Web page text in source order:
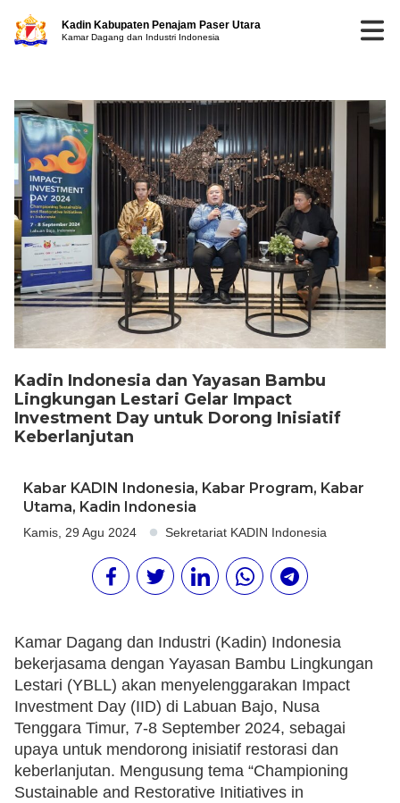
Kadin Kabupaten Penajam Paser Utara
Kamar Dagang dan Industri Indonesia
Kadin Indonesia dan Yayasan Bambu
Lingkungan Lestari Gelar Impact
Investment Day untuk Dorong Inisiatif
Keberlanjutan
Kabar KADIN Indonesia, Kabar Program, Kabar
Utama, Kadin Indonesia
Kamis, 29 Agu 2024 Sekretariat KADIN Indonesia
Kamar Dagang dan Industri (Kadin) Indonesia
bekerjasama dengan Yayasan Bambu Lingkungan
Lestari (YBLL) akan menyelenggarakan Impact
Investment Day (IID) di Labuan Bajo, Nusa
Tenggara Timur, 7-8 September 2024, sebagai
upaya untuk mendorong inisiatif restorasi dan
keberlanjutan. Mengusung tema “Championing
Sustainable and Restorative Initiatives in